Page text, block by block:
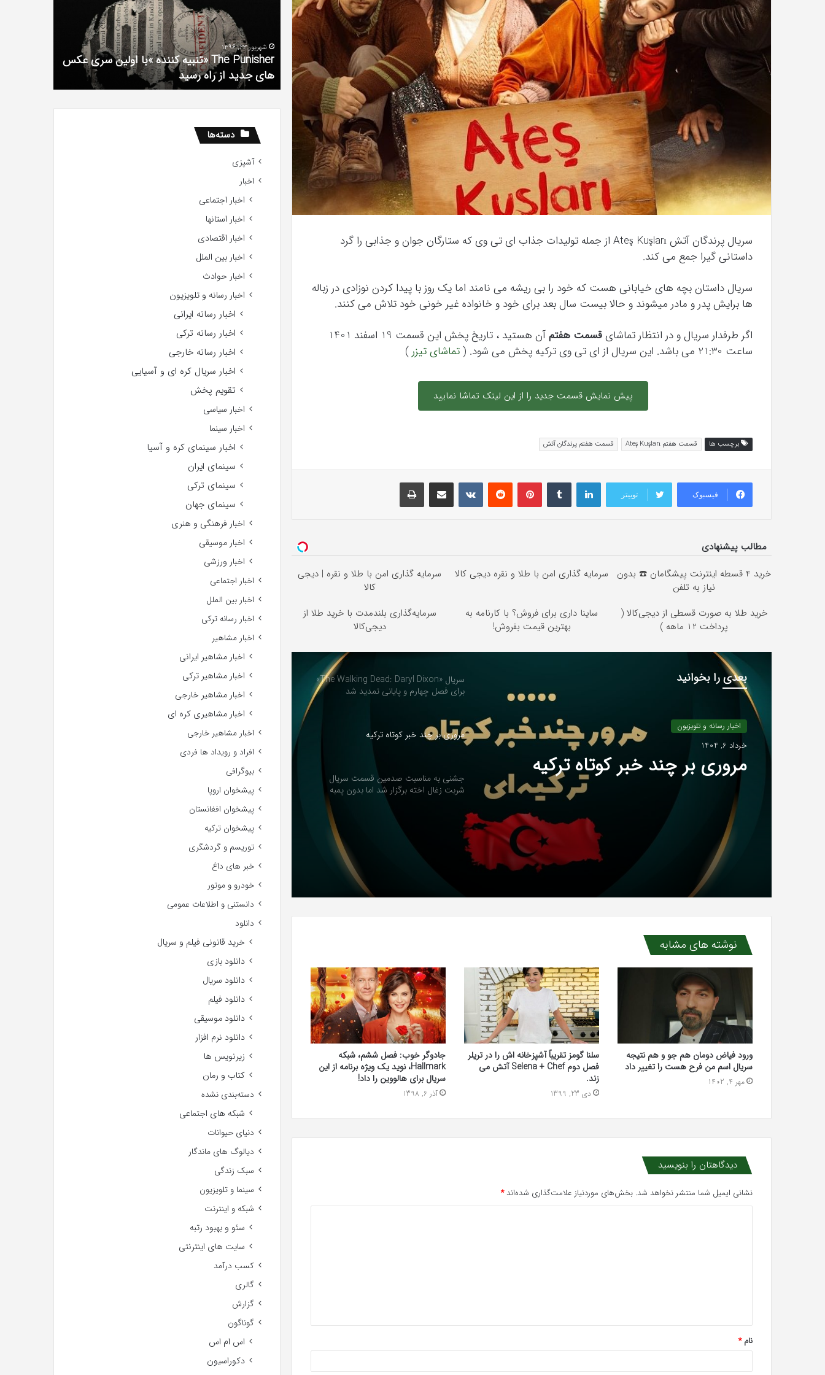
سریال پرندگان آتش Ateş Kuşları از جمله تولیدات جذاب ای تی وی که ستارگان جوان و جذابی را گرد
داستانی گیرا جمع می کند.
سریال داستان بچه های خیابانی هست که خود را بی ریشه می نامند اما یک روز با پیدا کردن نوزادی در زباله
ها برایش پدر و مادر میشوند و حالا بیست سال بعد برای خود و خانواده غیر خونی خود تلاش می کنند.
اگر طرفدار سریال و در انتظار تماشایقسمت هفتم
آن هستید ، تاریخ پخش این قسمت 19 اسفند 1401
ساعت 21:30 می باشد. این سریال از ای تی وی ترکیه پخش می شود. (
تماشای تیزر)
پیش نمایش قسمت جدید را از این لینک تماشا نمایید
برچسب ها قسمت هفتم Ateş Kuşları قسمت هفتم پرندگان آتش
فیسبوک توییتر
لینکداینتامبلر پینتریستReddit
VKontakteاشتراک گذاری با ایمیل چاپ
مطالب پیشنهادی
خرید 4 قسطه اینترنت پیشگامان ☎️ بدون
نیاز به تلفن
سرمایه گذاری امن با طلا و نقره دیجی کالا
سرمایه گذاری امن با طلا و نقره | دیجی
کالا
خرید طلا به صورت قسطی از دیجی‌کالا (
پرداخت 12 ماهه )
ساینا داری برای فروش؟ با کارنامه به
بهترین قیمت بفروش!
سرمایه‌گذاری بلندمدت با خرید طلا از
دیجی‌کالا
بعدی را بخوانید
اخبار رسانه و تلویزیون
خرداد 6, 1404
مروری بر چند خبر کوتاه ترکیه
سریال «The Walking Dead: Daryl Dixon»
برای فصل چهارم و پایانی تمدید شد
مروری بر چند خبر کوتاه ترکیه
جشنی به مناسبت صدمین قسمت سریال
شربت زغال اخته برگزار شد اما بدون پمبه
نوشته های مشابه
ورود فیاض دومان هم جو و هم نتیجه
سریال اسم من فرح هست را تغییر داد
مهر 4, 1402
سلنا گومز تقریباً آشپزخانه اش را در تریلر
فصل دوم Selena + Chef آتش می
زند.
دی 23, 1399
جادوگر خوب: فصل ششم، شبکه
Hallmark، نوید یک ویژه برنامه از این
سریال برای هالووین را داد!
آذر 6, 1398
دیدگاهتان را بنویسید
نشانی ایمیل شما منتشر نخواهد شد. بخش‌های موردنیاز علامت‌گذاری شده‌اند*
*
نام*
با
حیوانات
وحشی
رابطه جنسی این دختر با حیوانات وحشی !
که
“فروزن
2”
موفق
خواهد
بود.
آذر 23, 1398
کریستن بل می دانست که “فروزن 2” موفق
خواهد بود.
عکس
های
جدید
از
شهریور 23, 1396
The Punisher «تنبیه کننده »با اولین سری عکس
های جدید از راه رسید
دسته‌ها
آشپزی
اخبار
اخبار اجتماعی
اخبار استانها
اخبار اقتصادی
اخبار بین الملل
اخبار حوادث
اخبار رسانه و تلویزیون
اخبار رسانه ایرانی
اخبار رسانه ترکی
اخبار رسانه خارجی
اخبار سریال کره ای و آسیایی
تقویم پخش
اخبار سیاسی
اخبار سینما
اخبار سینمای کره و آسیا
سینمای ایران
سینمای ترکی
سینمای جهان
اخبار فرهنگی و هنری
اخبار موسیقی
اخبار ورزشی
اخبار اجتماعی
اخبار بین الملل
اخبار رسانه ترکی
اخبار مشاهیر
اخبار مشاهیر ایرانی
اخبار مشاهیر ترکی
اخبار مشاهیر خارجی
اخبار مشاهیری کره ای
اخبار مشاهیر خارجی
افراد و رویداد ها فردی
بیوگرافی
پیشخوان اروپا
پیشخوان افغانستان
پیشخوان ترکیه
توریسم و گردشگری
خبر های داغ
خودرو و موتور
دانستنی و اطلاعات عمومی
دانلود
خرید قانونی فیلم و سریال
دانلود بازی
دانلود سریال
دانلود فیلم
دانلود موسیقی
دانلود نرم افزار
زیرنویس ها
کتاب و رمان
دسته‌بندی نشده
شبکه های اجتماعی
دنیای حیوانات
دیالوگ های ماندگار
سبک زندگی
سینما و تلویزیون
شبکه و اینترنت
سئو و بهبود رتبه
سایت های اینترنتی
کسب درآمد
گالری
گزارش
گوناگون
اس ام اس
دکوراسیون